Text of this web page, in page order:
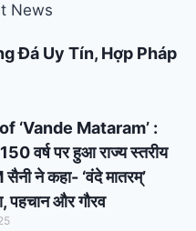
News
Đá Uy Tín, Hợp Pháp
‘Vande Mataram’ :
वर्ष पर हुआ राज्य स्तरीय
ने कहा- ‘वंदे मातरम्’
पहचान और गौरव